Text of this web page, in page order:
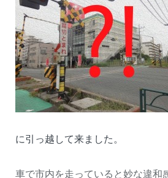
に引っ越して来ました。
車で市内を走っていると妙な違和